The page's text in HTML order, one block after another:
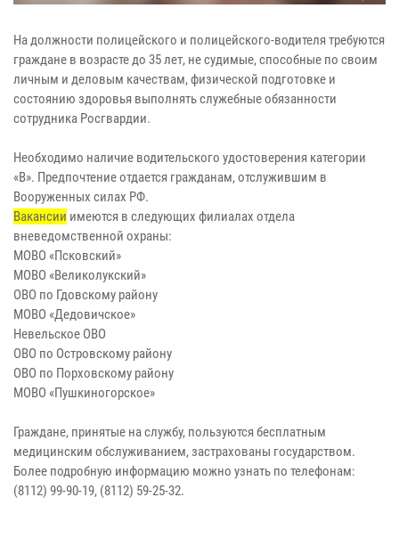
На должности полицейского и полицейского-водителя требуются
граждане в возрасте до 35 лет, не судимые, способные по своим
личным и деловым качествам, физической подготовке и
состоянию здоровья выполнять служебные обязанности
сотрудника Росгвардии.
Необходимо наличие водительского удостоверения категории
«В». Предпочтение отдается гражданам, отслужившим в
Вооруженных силах РФ.
Вакансии имеются в следующих филиалах отдела
вневедомственной охраны:
МОВО «Псковский»
МОВО «Великолукский»
ОВО по Гдовскому району
МОВО «Дедовичское»
Невельское ОВО
ОВО по Островскому району
ОВО по Порховскому району
МОВО «Пушкиногорское»
Граждане, принятые на службу, пользуются бесплатным
медицинским обслуживанием, застрахованы государством.
Более подробную информацию можно узнать по телефонам:
(8112) 99-90-19, (8112) 59-25-32.